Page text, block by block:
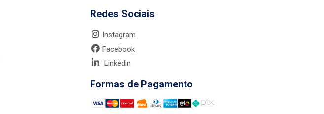
Redes Sociais
Instagram
Facebook
Linkedin
Formas de Pagamento